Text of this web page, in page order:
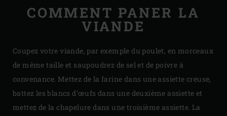
COMMENT PANER LA
VIANDE
Coupez votre viande, par exemple du poulet, en morceaux
de même taille et saupoudrez de sel et de poivre à
convenance. Mettez de la farine dans une assiette creuse,
battez les blancs d’œufs dans une deuxième assiette et
mettez de la chapelure dans une troisième assiette. La